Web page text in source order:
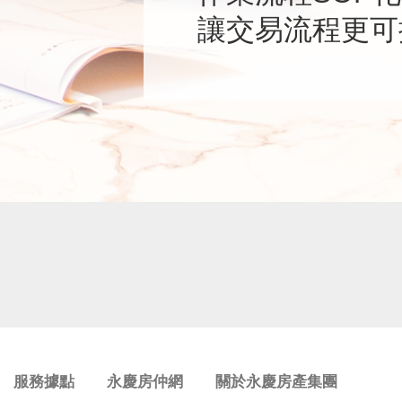
讓交易流程更
服務據點 永慶房仲網 關於永慶房產集團